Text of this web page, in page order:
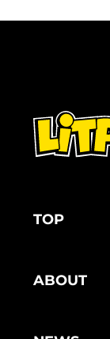
TOP
ABOUT